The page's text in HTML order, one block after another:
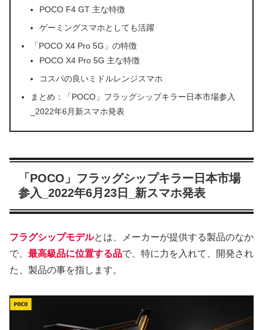
POCO F4 GT 主な特徴
ゲーミングスマホとしても活躍
「POCO X4 Pro 5G」の特徴
POCO X4 Pro 5G 主な特徴
コスパの良いミドルレンジスマホ
まとめ：「POCO」フラッグシップキラー日本市場参入
_2022年6月新スマホ発表
「POCO」フラッグシップキラー日本市場
参入_2022年6月23日_新スマホ発表
フラグシップモデルとは、メーカーが提供する製品のなか
で、 最高級品に位置する品で、特に力を入れて、開発され
た、製品の事を指します。